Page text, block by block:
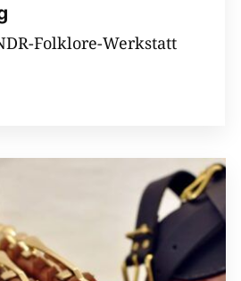
Folklore-Werkstatt